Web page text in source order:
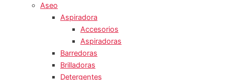
Aseo
Aspiradora
Accesorios
Aspiradoras
Barredoras
Brilladoras
Detergentes